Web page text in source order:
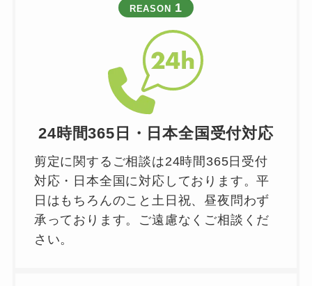
REASON 1
24時間365日・日本全国受付対応
剪定に関するご相談は24時間365日受付
対応・日本全国に対応しております。平
日はもちろんのこと土日祝、昼夜問わず
承っております。ご遠慮なくご相談くだ
さい。